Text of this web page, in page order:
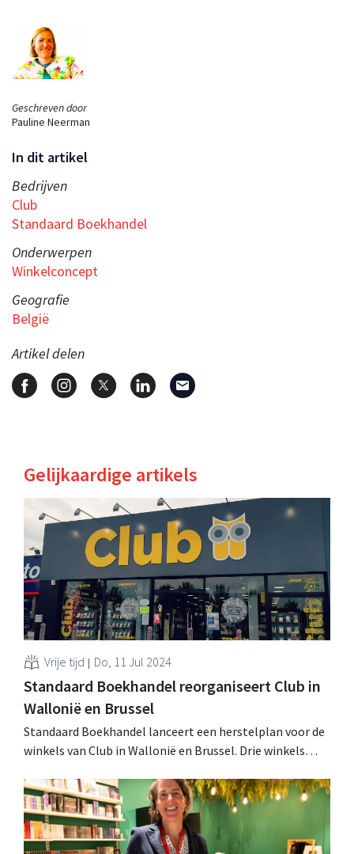
Geschreven door
Pauline Neerman
In dit artikel
Bedrijven
Club
Standaard Boekhandel
Onderwerpen
Winkelconcept
Geografie
België
Artikel delen
Gelijkaardige artikels
Vrije tijd Do, 11 Jul 2024
Standaard Boekhandel reorganiseert Club in
Wallonië en Brussel
Standaard Boekhandel lanceert een herstelplan voor de
winkels van Club in Wallonië en Brussel. Drie winkels
er nieuwe winkels bij. .